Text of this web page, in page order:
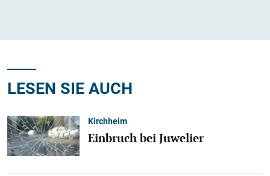
LESEN SIE AUCH
Kirchheim
Einbruch bei Juwelier